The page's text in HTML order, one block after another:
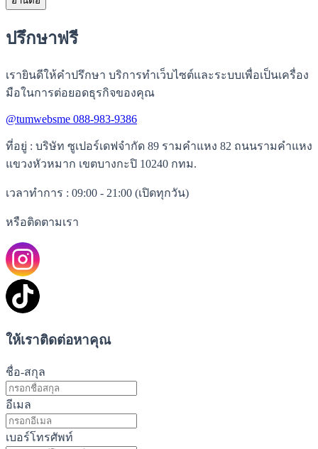
ปรึกษาฟรี
เรายินดีให้คำปรึกษา บริการทำเว็บไซต์และระบบเพื่อเป็นเครื่อง
มือในการต่อยอดธุรกิจของคุณ
@tumwebsme 088-983-9386
ที่อยู่ : บริษัท ซูเปอร์เดฟจำกัด 89 รามคำแหง 82 ถนนรามคำแหง
แขวงหัวหมาก เขตบางกะปิ 10240 กทม.
เวลาทำการ : 09:00 - 21:00 (เปิดทุกวัน)
หรือติดตามเรา
ให้เราติดต่อหาคุณ
ชื่อ-สกุล
อีเมล
เบอร์โทรศัพท์